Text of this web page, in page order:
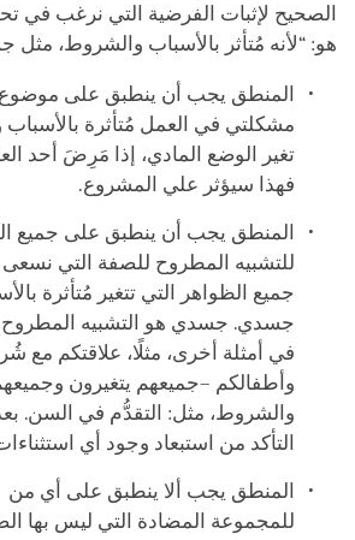
الصحيح لإثبات الفرضية التي نرغب في
هو: “لأنه مُتأثر بالأسباب والشروط،
المنطق يجب أن ينطبق على
مشكلتي في العمل مُتأثرة بالأسباب
تغير الوضع المادي، إذا مَرِضَ أحد
فهذا سيؤثر علي المشروع.
المنطق يجب أن ينطبق على جميع
للتشبيه المطروح للصفة التي نسعى
جميع الظواهر التي تتغير مُتأثرة
جسدي. جسدي هو التشبيه المطروح
في أمثلة أخرى، مثلًا، علاقتكم مع
وأطفالكم –جميعهم يتغيرون
والشروط، مثل: التقدُّم في السن.
التأكد من استبعاد وجود أي
المنطق يجب ألا ينطبق على أي من
للمجموعة المضادة التي ليس بها